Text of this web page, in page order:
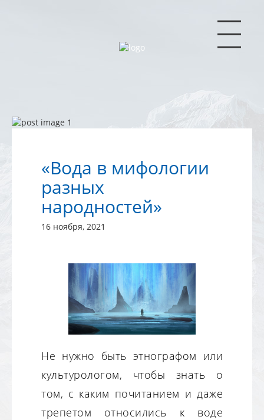
|||
«Вода в мифологии
разных
народностей»
16 ноября, 2021
Не нужно быть этнографом или
культурологом, чтобы знать о
том, с каким почитанием и даже
трепетом относились к воде